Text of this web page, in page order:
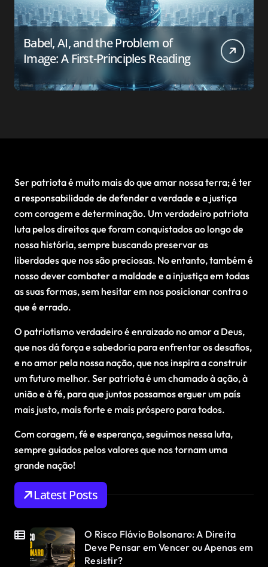
Babel, AI, and the Problem of
Image: A First-Principles Reading
Ser patriota é muito mais do que amar nossa terra; é ter
a responsabilidade de defender a verdade e a justiça
com coragem e determinação. Um verdadeiro patriota
luta pelos direitos que foram conquistados ao longo de
nossa história, sempre buscando preservar as
liberdades que nos são preciosas. No entanto, também é
nosso dever combater a maldade e a injustiça em todas
as suas formas, sem hesitar em nos posicionar contra o
que é errado.
O patriotismo verdadeiro é enraizado no amor a Deus,
que nos dá força e sabedoria para enfrentar os desafios,
e no amor pela nossa nação, que nos inspira a construir
um futuro melhor. Ser patriota é um chamado à ação, à
união e à fé, para que juntos possamos erguer um país
mais justo, mais forte e mais próspero para todos.
Com coragem, fé e esperança, seguimos nessa luta,
sempre guiados pelos valores que nos tornam uma
grande nação!
Latest Posts
O Risco Flávio Bolsonaro: A Direita
Deve Pensar em Vencer ou Apenas em
Resistir?